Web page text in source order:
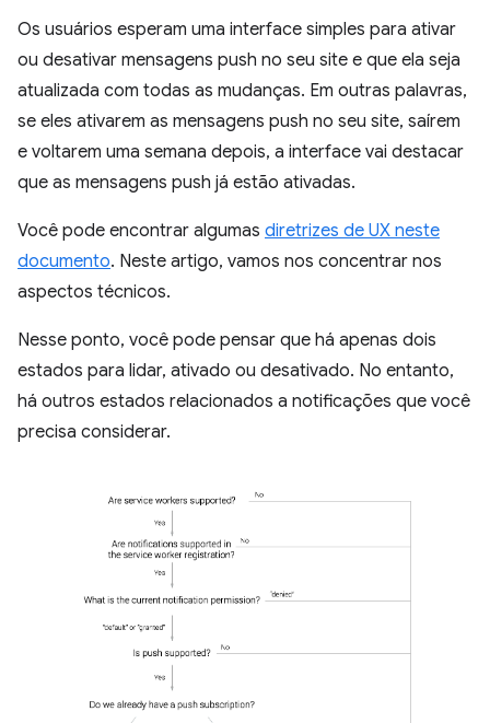
Os usuários esperam uma interface simples para ativar
ou desativar mensagens push no seu site e que ela seja
atualizada com todas as mudanças. Em outras palavras,
se eles ativarem as mensagens push no seu site, saírem
e voltarem uma semana depois, a interface vai destacar
que as mensagens push já estão ativadas.
Você pode encontrar algumas diretrizes de UX neste
documento. Neste artigo, vamos nos concentrar nos
aspectos técnicos.
Nesse ponto, você pode pensar que há apenas dois
estados para lidar, ativado ou desativado. No entanto,
há outros estados relacionados a notificações que você
precisa considerar.